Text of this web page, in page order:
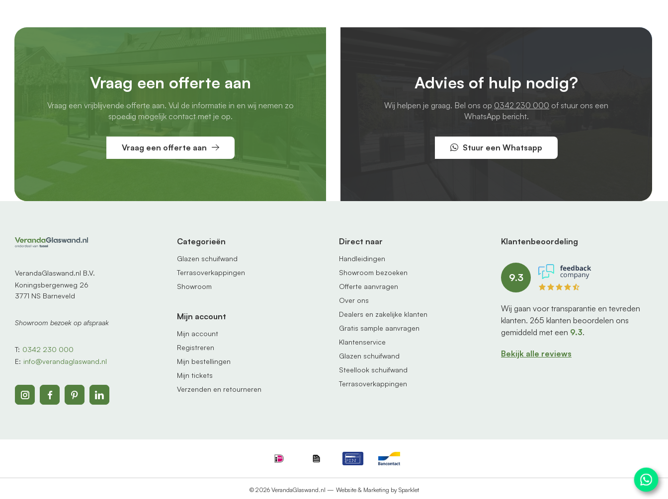
Vraag een offerte aan
Vraag een vrijblijvende offerte aan. Vul de informatie in en wij nemen zo
spoedig mogelijk contact met je op.
Vraag een offerte aan
Advies of hulp nodig?
Wij helpen je graag. Bel ons op 0342 230 000 of stuur ons een
WhatsApp bericht.
Stuur een Whatsapp
VerandaGlaswand.nl B.V.
Koningsbergenweg 26
3771 NS Barneveld
Showroom bezoek op afspraak
T: 0342 230 000
E: info@verandaglaswand.nl
Categorieën
Glazen schuifwand
Terrasoverkappingen
Showroom
Mijn account
Mijn account
Registreren
Mijn bestellingen
Mijn tickets
Verzenden en retourneren
Direct naar
Handleidingen
Showroom bezoeken
Offerte aanvragen
Over ons
Dealers en zakelijke klanten
Gratis sample aanvragen
Klantenservice
Glazen schuifwand
Steellook schuifwand
Terrasoverkappingen
Klantenbeoordeling
9.3
Wij gaan voor transparantie en tevreden
klanten. 265 klanten beoordelen ons
gemiddeld met een 9.3.
Bekijk alle reviews
© 2026 VerandaGlaswand.nl — Website & Marketing by Sparklet